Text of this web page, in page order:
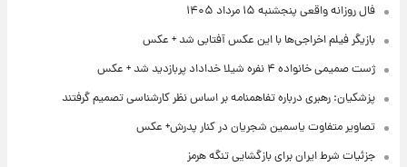
فال روزانه واقعی پنجشنبه ۱۵ مرداد ۱۴۰۵
بازیگر فیلم اخراجی‌ها با این عکس آفتابی شد + عکس
ژست صمیمی خانواده ۴ نفره شیلا خداداد پربازدید شد + عکس
پزشکیان: رهبری درباره تفاهمنامه بر اساس نظر کارشناسی تصمیم گرفتند
تصاویر متفاوت یاسمین شجریان در کنار پدرش+ عکس
جزئیات شرط ایران برای بازگشایی تنگه هرمز